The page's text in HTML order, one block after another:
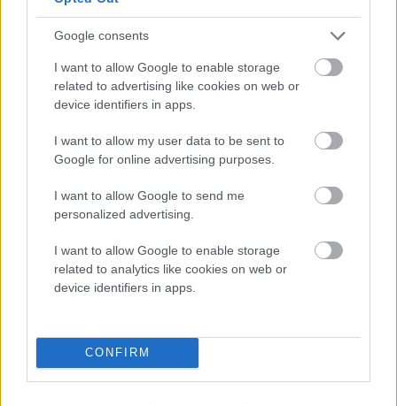
Google consents
I want to allow Google to enable storage
related to advertising like cookies on web or
device identifiers in apps.
I want to allow my user data to be sent to
Google for online advertising purposes.
I want to allow Google to send me
personalized advertising.
I want to allow Google to enable storage
related to analytics like cookies on web or
device identifiers in apps.
CONFIRM
Κατηγορίες: Mini Φορέματα, Καινούργιες Παραλαβές
Φορέματα
Φόρεμα Galla Κεραμιδί Mini
Περιγραφή
Φόρεμα Galla Κεραμιδί Mini
Εφαρμοστή γραμμή που , αγκαλιάζει τη σιλουέτα. Έχει στρογγυλή (crew
μέση και βοηθούν στην καλύτερη εφαρμογή.